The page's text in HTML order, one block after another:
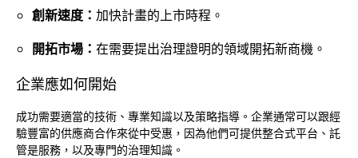
創新速度： 加快計畫的上市時程。
開拓市場： 在需要提出治理證明的領域開拓新商機。
企業應如何開始
成功需要適當的技術、專業知識以及策略指導。企業通常可以跟經
驗豐富的供應商合作來從中受惠，因為他們可提供整合式平台、託
管是服務，以及專門的治理知識。